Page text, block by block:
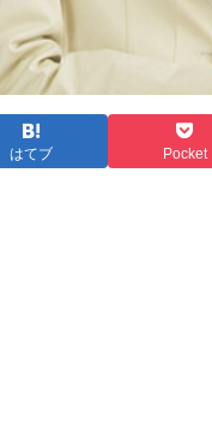
はてブ Pocket